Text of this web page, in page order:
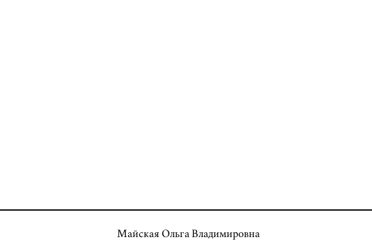
Майская Ольга Владимировна